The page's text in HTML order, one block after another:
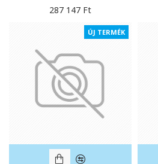
287 147 Ft
ÚJ TERMÉK